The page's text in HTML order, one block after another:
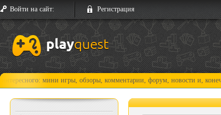
Войти на сайт: Регистрация
мини игры, обзоры, комментарии, форум, новости и, конечно,